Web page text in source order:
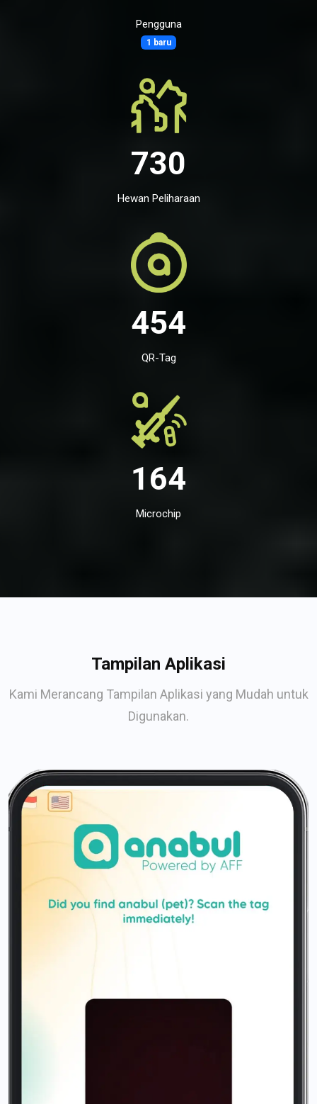
Pengguna
1 baru
730
Hewan Peliharaan
454
QR-Tag
164
Microchip
Tampilan Aplikasi
Kami Merancang Tampilan Aplikasi yang Mudah untuk
Digunakan.